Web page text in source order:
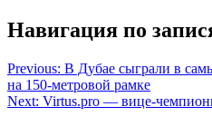
Навигация по
Previous: В Дубае сыграли в
на 150-метровой рамке
Next: Virtus.pro — вице-